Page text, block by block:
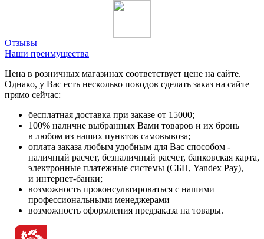
Отзывы
Наши преимущества
Цена в розничных магазинах соответствует цене на сайте.
Однако, у Вас есть несколько поводов сделать заказ на сайте
прямо сейчас:
бесплатная доставка при заказе от 15000;
100% наличие выбранных Вами товаров и их бронь
в любом из наших пунктов самовывоза;
оплата заказа любым удобным для Вас способом -
наличный расчет, безналичный расчет, банковская карта,
электронные платежные системы (СБП, Yandex Pay),
и интернет-банки;
возможность проконсультироваться с нашими
профессиональными менеджерами
возможность оформления предзаказа на товары.